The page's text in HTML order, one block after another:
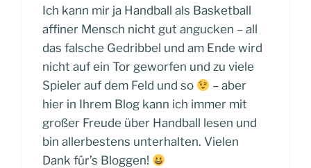
Ich kann mir ja Handball als Basketball
affiner Mensch nicht gut angucken – all
das falsche Gedribbel und am Ende wird
nicht auf ein Tor geworfen und zu viele
Spieler auf dem Feld und so
– aber
hier in Ihrem Blog kann ich immer mit
großer Freude über Handball lesen und
bin allerbestens unterhalten. Vielen
Dank für’s Bloggen!